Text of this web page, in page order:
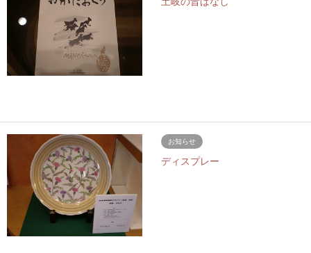
お知らせ
ディスプレー